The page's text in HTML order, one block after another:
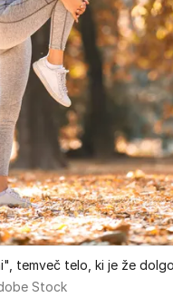
temveč telo, ki je že
Stock